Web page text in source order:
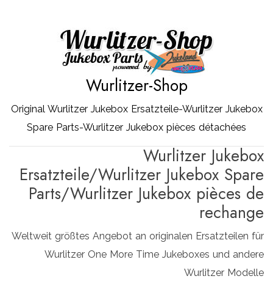
Wurlitzer-Shop
Original Wurlitzer Jukebox Ersatzteile-Wurlitzer Jukebox
Spare Parts-Wurlitzer Jukebox pièces détachées
Wurlitzer Jukebox
Ersatzteile/Wurlitzer Jukebox Spare
Parts/Wurlitzer Jukebox pièces de
rechange
Weltweit größtes Angebot an originalen Ersatzteilen für
Wurlitzer One More Time Jukeboxes und andere
Wurlitzer Modelle